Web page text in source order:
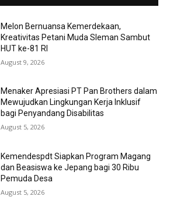
Melon Bernuansa Kemerdekaan,
Kreativitas Petani Muda Sleman Sambut
HUT ke-81 RI
August 9, 2026
Menaker Apresiasi PT Pan Brothers dalam
Mewujudkan Lingkungan Kerja Inklusif
bagi Penyandang Disabilitas
August 5, 2026
Kemendespdt Siapkan Program Magang
dan Beasiswa ke Jepang bagi 30 Ribu
Pemuda Desa
August 5, 2026